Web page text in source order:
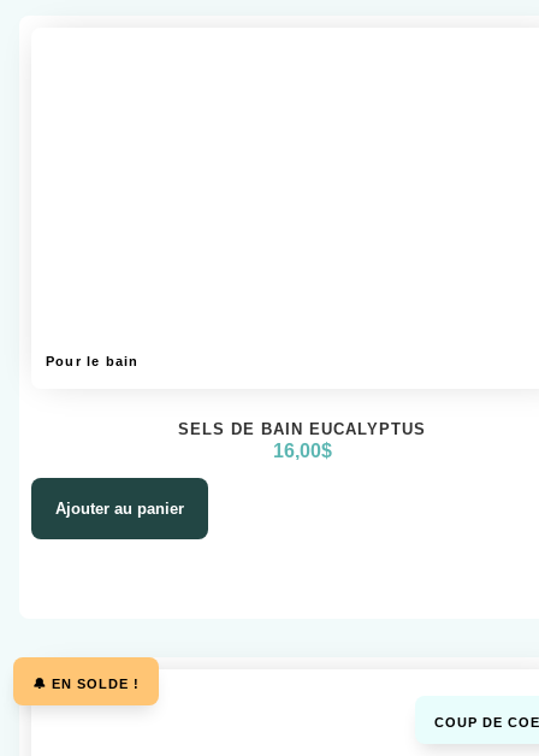
Pour le bain
SELS DE BAIN EUCALYPTUS
16,00$
Ajouter au panier
COUP DE
🔔 EN SOLDE !